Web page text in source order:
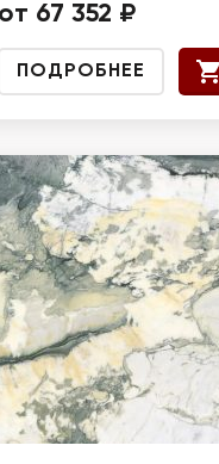
от 67 352 ₽
ПОДРОБНЕЕ